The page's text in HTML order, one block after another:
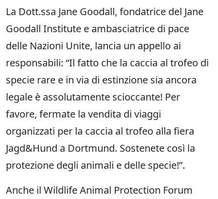
La Dott.ssa Jane Goodall, fondatrice del Jane
Goodall Institute e ambasciatrice di pace
delle Nazioni Unite, lancia un appello ai
responsabili: “Il fatto che la caccia al trofeo di
specie rare e in via di estinzione sia ancora
legale è assolutamente scioccante! Per
favore, fermate la vendita di viaggi
organizzati per la caccia al trofeo alla fiera
Jagd&Hund a Dortmund. Sostenete così la
protezione degli animali e delle specie!”.
Anche il Wildlife Animal Protection Forum